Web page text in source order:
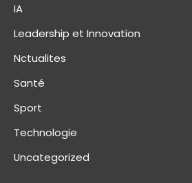
IA
Leadership et Innovation
Nctualites
Santé
Sport
Technologie
Uncategorized